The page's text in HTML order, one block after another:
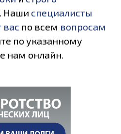
. Наши специалисты
вас по всем вопросам
по указанному
нам онлайн.